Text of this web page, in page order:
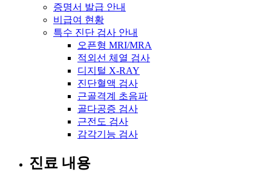
증명서 발급 안내
비급여 현황
특수 진단 검사 안내
오픈형 MRI/MRA
적외선 체열 검사
디지털 X-RAY
진단혈액 검사
근골격계 초음파
골다공증 검사
근전도 검사
감각기능 검사
진료 내용